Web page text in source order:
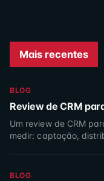
Mais recentes
BLOG
Review de CRM
Um review de CRM
medir: captação,
BLOG